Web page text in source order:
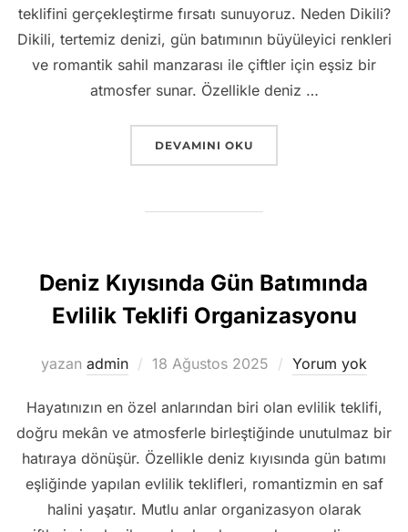
teklifini gerçekleştirme fırsatı sunuyoruz. Neden Dikili?
Dikili, tertemiz denizi, gün batımının büyüleyici renkleri
ve romantik sahil manzarası ile çiftler için eşsiz bir
atmosfer sunar. Özellikle deniz …
“DIKILI EVLILIK TEKLIFI
DEVAMINI OKU
Deniz Kıyısında Gün Batımında
Evlilik Teklifi Organizasyonu
yazan admin
Yayımlanma
18 Ağustos 2025 Yorum yok
Hayatınızın en özel anlarından biri olan evlilik teklifi,
doğru mekân ve atmosferle birleştiğinde unutulmaz bir
hatıraya dönüşür. Özellikle deniz kıyısında gün batımı
eşliğinde yapılan evlilik teklifleri, romantizmin en saf
halini yaşatır. Mutlu anlar organizasyon olarak